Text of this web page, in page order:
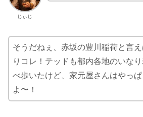
じぃじ
そうだねぇ、赤坂の豊川稲荷と言
りコレ！テッドも都内各地のいな
べ歩いたけど、家元屋さんはやっ
よ〜！